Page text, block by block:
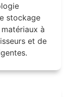
stockage
à
et de